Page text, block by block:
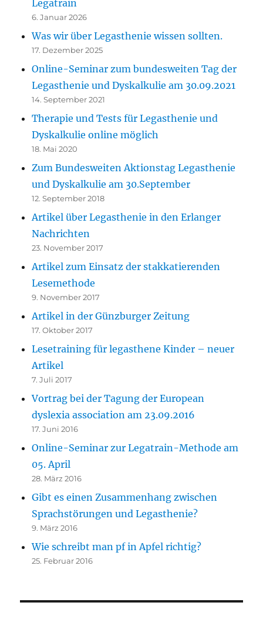
Legatrain
6. Januar 2026
Was wir über Legasthenie wissen sollten.
17. Dezember 2025
Online-Seminar zum bundesweiten Tag der
Legasthenie und Dyskalkulie am 30.09.2021
14. September 2021
Therapie und Tests für Legasthenie und
Dyskalkulie online möglich
18. Mai 2020
Zum Bundesweiten Aktionstag Legasthenie
und Dyskalkulie am 30.September
12. September 2018
Artikel über Legasthenie in den Erlanger
Nachrichten
23. November 2017
Artikel zum Einsatz der stakkatierenden
Lesemethode
9. November 2017
Artikel in der Günzburger Zeitung
17. Oktober 2017
Lesetraining für legasthene Kinder – neuer
Artikel
7. Juli 2017
Vortrag bei der Tagung der European
dyslexia association am 23.09.2016
17. Juni 2016
Online-Seminar zur Legatrain-Methode am
05. April
28. März 2016
Gibt es einen Zusammenhang zwischen
Sprachstörungen und Legasthenie?
9. März 2016
Wie schreibt man pf in Apfel richtig?
25. Februar 2016